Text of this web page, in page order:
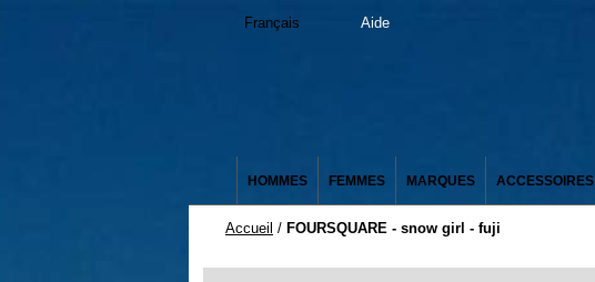
Français Aide
HOMMES FEMMES MARQUES ACCESSOIRES
Accueil / FOURSQUARE - snow girl - fuji